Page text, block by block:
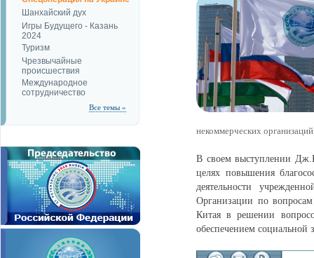
Шанхайский дух
Игры Будущего - Казань
2024
Туризм
Чрезвычайные
происшествия
Международное
сотрудничество
Все темы »
некоммерческих
В своем выступлении
целях повышения
деятельности
Организации по
Китая в решении
обеспечением социальной